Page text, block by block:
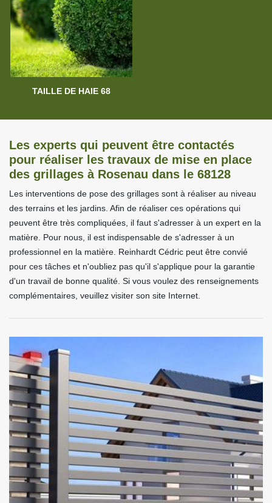
TAILLE DE HAIE 68
Les experts qui peuvent être contactés
pour réaliser les travaux de mise en place
des grillages à Rosenau dans le 68128
Les interventions de pose des grillages sont à réaliser au niveau
des terrains et les jardins. Afin de réaliser ces opérations qui
peuvent être très compliquées, il faut s'adresser à un expert en la
matière. Pour nous, il est indispensable de s'adresser à un
professionnel en la matière. Reinhardt Cédric peut être convié
pour ces tâches et n'oubliez pas qu'il s'applique pour la garantie
d'un travail de bonne qualité. Si vous voulez des renseignements
complémentaires, veuillez visiter son site Internet.